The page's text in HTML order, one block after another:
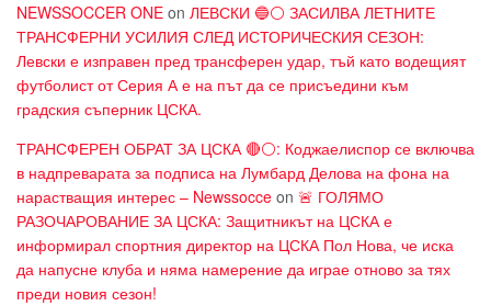
NEWSSOCCER ONE on ЛЕВСКИ 🔵⚪ ЗАСИЛВА ЛЕТНИТЕ
ТРАНСФЕРНИ УСИЛИЯ СЛЕД ИСТОРИЧЕСКИЯ СЕЗОН:
Левски е изправен пред трансферен удар, тъй като водещият
футболист от Серия А е на път да се присъедини към
градския съперник ЦСКА.
ТРАНСФЕРЕН ОБРАТ ЗА ЦСКА 🔴⚪: Коджаелиспор се включва
в надпреварата за подписа на Лумбард Делова на фона на
нарастващия интерес – Newssocce on 🚨 ГОЛЯМО
РАЗОЧАРОВАНИЕ ЗА ЦСКА: Защитникът на ЦСКА е
информирал спортния директор на ЦСКА Пол Нова, че иска
да напусне клуба и няма намерение да играе отново за тях
преди новия сезон!